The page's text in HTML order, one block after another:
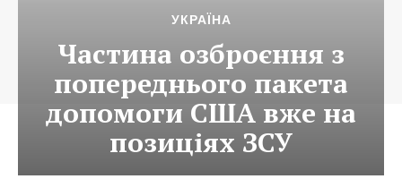
УКРАЇНА
Частина озброєння з
попереднього пакета
допомоги США вже на
позиціях ЗСУ